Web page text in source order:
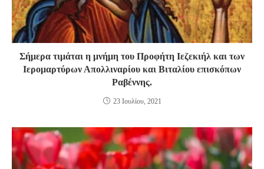
Σήμερα τιμάται η μνήμη του Προφήτη Ιεζεκιήλ και των
Ιερομαρτύρων Απολλιναρίου και Βιταλίου επισκόπων
Ραβέννης.
23 Ιουλίου, 2021